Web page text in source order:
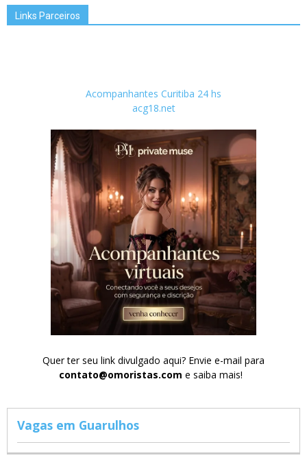
Links Parceiros
Acompanhantes Curitiba 24 hs
acg18.net
Quer ter seu link divulgado aqui? Envie e-mail para
contato@omoristas.com e saiba mais!
Vagas em Guarulhos